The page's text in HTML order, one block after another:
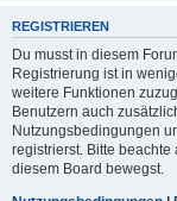
REGISTRIEREN
Du musst in diesem
Registrierung ist in
weitere Funktionen
Benutzern auch
Nutzungsbedingungen
registrierst. Bitte
diesem Board bewegst.